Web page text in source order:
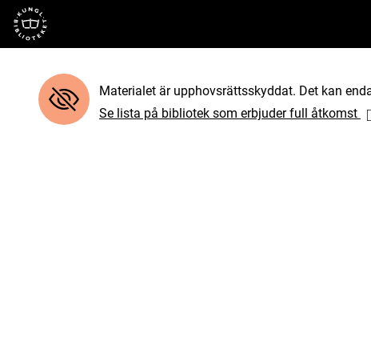
Till startsidan
Materialet är upphovsrättsskyddat. Det kan
Se lista på bibliotek som erbjuder full åtkomst